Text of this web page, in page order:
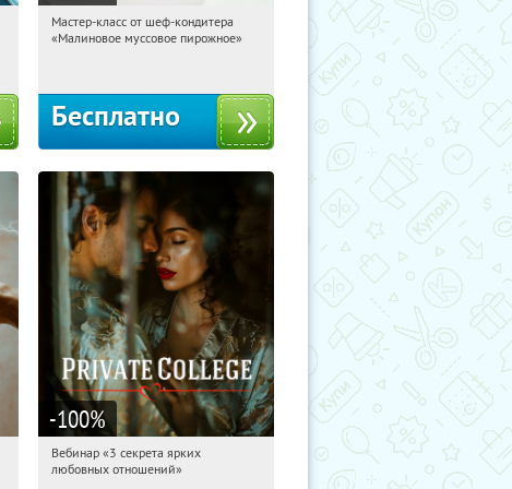
20:28:02 Получили:
Мастер-класс от шеф-кондитера
«Малиновое муссовое пирожное»
Бесплатно
-100%
20:28:02 Получили:
Вебинар «3 секрета ярких
любовных отношений»